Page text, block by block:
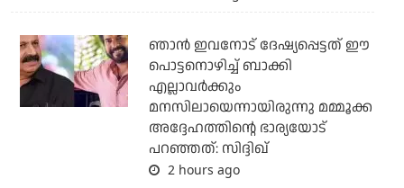
ഞാന്‍ ഇവനോട് ദേഷ്യപ്പെട്ടത് ഈ
പൊട്ടനൊഴിച്ച് ബാക്കി
എല്ലാവര്‍ക്കും
മനസിലായെന്നായിരുന്നു മമ്മൂക്ക
അദ്ദേഹത്തിന്റെ ഭാര്യയോട്
പറഞ്ഞത്: സിദ്ദിഖ്
2 hours ago